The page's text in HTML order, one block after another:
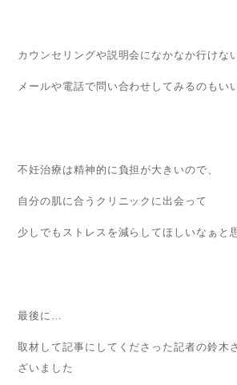
カウンセリングや説明会になかなか行けな
メールや電話で問い合わせしてみるのもい
不妊治療は精神的に負担が大きいので、
自分の肌に合うクリニックに出会って
少しでもストレスを減らしてほしいなぁと
最後に…
取材して記事にしてくださった記者の鈴木
ざいました